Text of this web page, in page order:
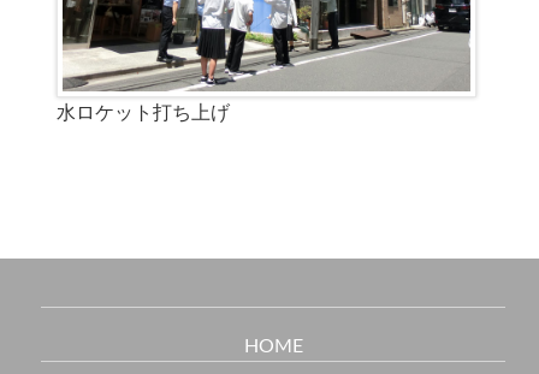
水ロケット打ち上げ
HOME